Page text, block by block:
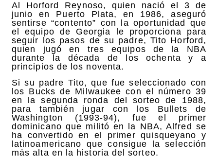
Al Horford Reynoso, quien nació el 3 de
junio en Puerto Plata, en 1986, aseguró
sentirse “contento” con la oportunidad que
el equipo de Georgia le proporciona para
seguir los pasos de su padre, Tito Horford,
quien jugó en tres equipos de la NBA
durante la década de los ochenta y a
principios de los noventa.
Si su padre Tito, que fue seleccionado con
los Bucks de Milwaukee con el número 39
en la segunda ronda del sorteo de 1988,
para también jugar con los Bullets de
Washington (1993-94), fue el primer
dominicano que militó en la NBA, Alfred se
ha convertido en el primer quisqueyano y
latinoamericano que consigue la selección
más alta en la historia del sorteo.